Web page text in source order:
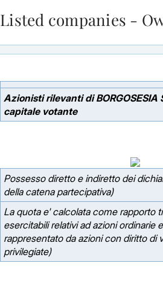
Skip to Main Content
Listed companies -
Azionisti rilevanti di BORGOSESIA
capitale votante
Possesso diretto e indiretto dei
della catena partecipativa)
La quota e' calcolata come rapporto
esercitabili relativi ad azioni ordinarie
rappresentato da azioni con diritto di
privilegiate)